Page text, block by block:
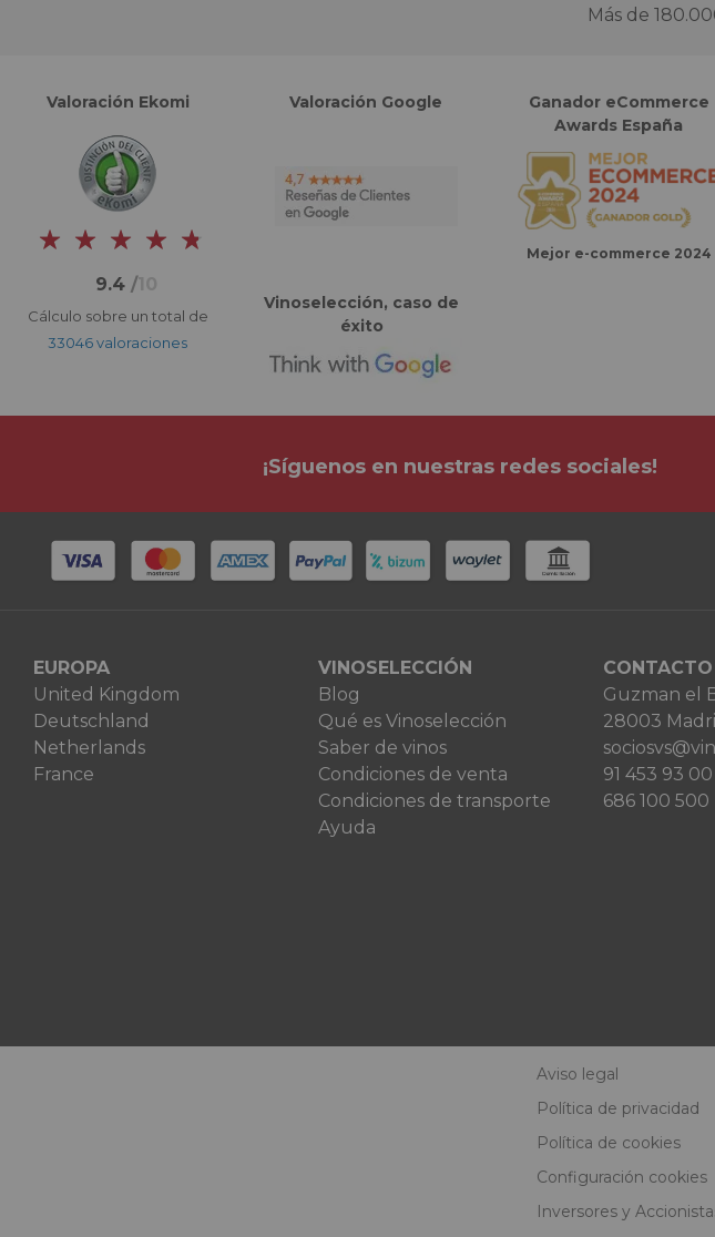
Más de
Valoración Ekomi
9.4 /10
Cálculo sobre un total de
33046 valoraciones
Valoración Google
Vinoselección, caso de
éxito
Ganador eCommerce
Awards España
Mejor e-commerce 2024
¡Síguenos en nuestras redes sociales!
EUROPA
United Kingdom
Deutschland
Netherlands
France
VINOSELECCIÓN
Blog
Qué es Vinoselección
Saber de vinos
Condiciones de venta
Condiciones de transporte
Ayuda
CONTACTO
Guzman el
28003
91 453 93 00
686 100 500
Aviso legal
Política de privacidad
Política de cookies
Configuración cookies
Inversores y